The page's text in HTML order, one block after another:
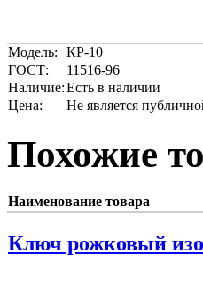
Модель:
КР-10
ГОСТ:
11516-96
Наличие:Есть в наличии
Цена:
Не является
Похожие
Наименование товара
Ключ рожковый